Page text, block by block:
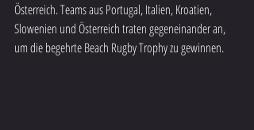
Österreich. Teams aus Portugal, Italien, Kroatien,
Slowenien und Österreich traten gegeneinander an,
um die begehrte Beach Rugby Trophy zu gewinnen.